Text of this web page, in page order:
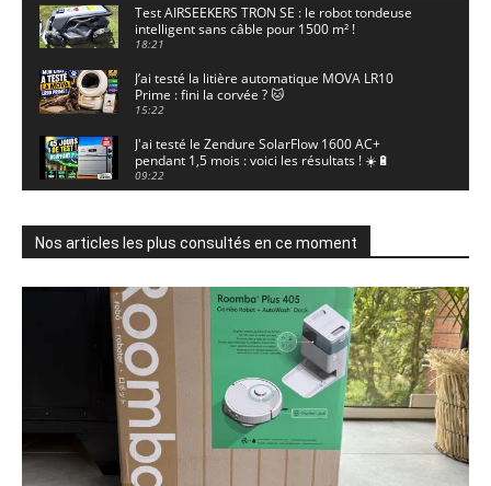
Test AIRSEEKERS TRON SE : le robot tondeuse
intelligent sans câble pour 1500 m² !
18:21
J’ai testé la litière automatique MOVA LR10
Prime : fini la corvée ? 🐱
15:22
J'ai testé le Zendure SolarFlow 1600 AC+
pendant 1,5 mois : voici les résultats ! ☀️🔋
09:22
enregistre 24/7 grâce à l'AOV ! ☀️📹
11:30
Gouy-en-Artois. 18/07/2026
02:33
Guirlande Guinguette Solaire Guirled : enfin
une vraie puissance en extérieur ? Test complet
04:38
Aiper Scuba V3 : le meilleur robot de piscine
sans fil ? Mon test complet !
15:53
UGREEN NASync DXP4800 Pro : le NAS qui va
Nos articles les plus consultés en ce moment